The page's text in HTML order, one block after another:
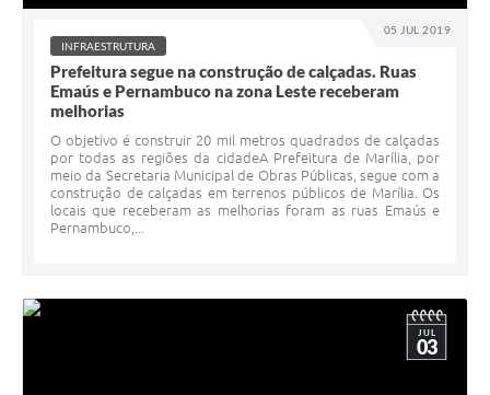
05 JUL 2019
INFRAESTRUTURA
Prefeitura segue na construção de calçadas. Ruas
Emaús e Pernambuco na zona Leste receberam
melhorias
O objetivo é construir 20 mil metros quadrados de calçadas
por todas as regiões da cidadeA Prefeitura de Marília, por
meio da Secretaria Municipal de Obras Públicas, segue com a
construção de calçadas em terrenos públicos de Marília. Os
locais que receberam as melhorias foram as ruas Emaús e
Pernambuco,...
JUL
03